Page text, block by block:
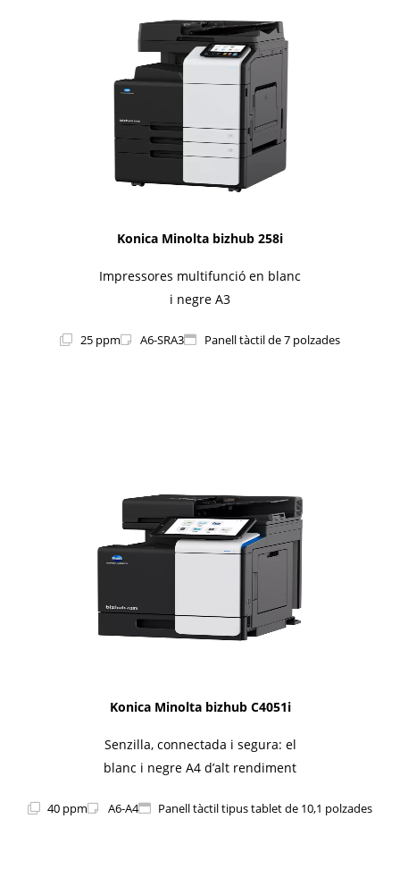
Konica Minolta bizhub 258i
Impressores multifunció en blanc
i negre A3
25 ppm A6-SRA3 Panell tàctil de 7 polzades
Konica Minolta bizhub C4051i
Senzilla, connectada i segura: el
blanc i negre A4 d’alt rendiment
40 ppm A6-A4 Panell tàctil tipus tablet de 10,1 polzades